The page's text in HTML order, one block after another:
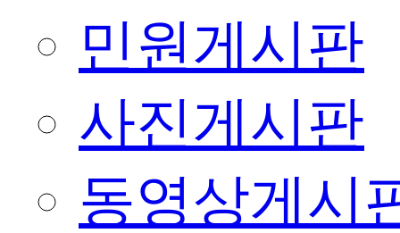
민원게시판
사진게시판
동영상게시